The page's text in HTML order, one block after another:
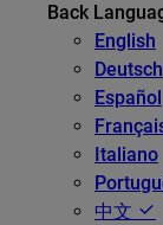
Back
English
Deutsch
Español
Italiano
中文